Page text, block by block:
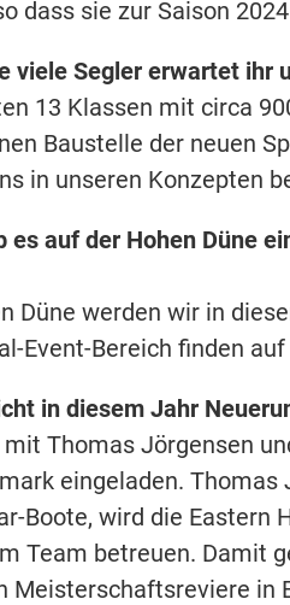
dass sie zur Saison
viele Segler erwartet ihr
13 Klassen mit circa
Baustelle der neuen
in unseren Konzepten
es auf der Hohen Düne
Düne werden wir in
Event-Bereich finden
in diesem Jahr
Thomas Jörgensen
eingeladen. Thomas
Boote, wird die Eastern
Team betreuen. Damit
Meisterschaftsreviere